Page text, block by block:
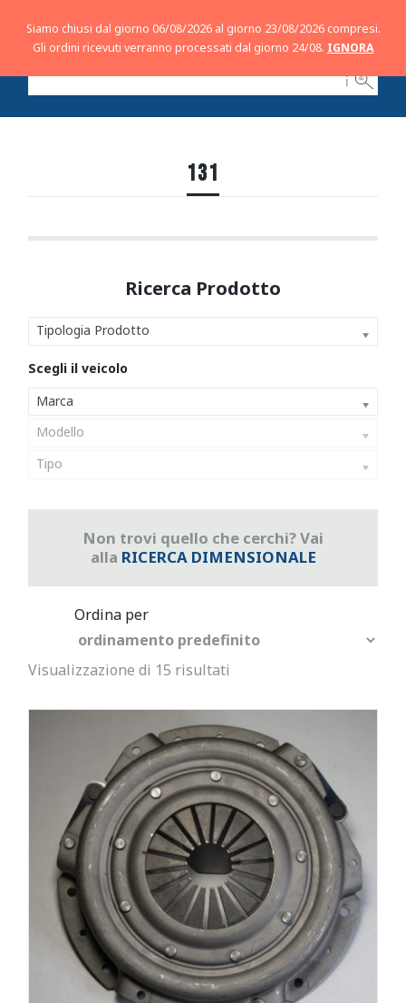
ℹ
131
Tipologia Prodotto
Marca
Modello
Tipo
Non trovi quello che cerchi? Vai
alla RICERCA DIMENSIONALE
Visualizzazione di 15 risultati
Siamo chiusi dal giorno 06/08/2026 al giorno 23/08/2026 compresi.
Gli ordini ricevuti verranno processati dal giorno 24/08. IGNORA